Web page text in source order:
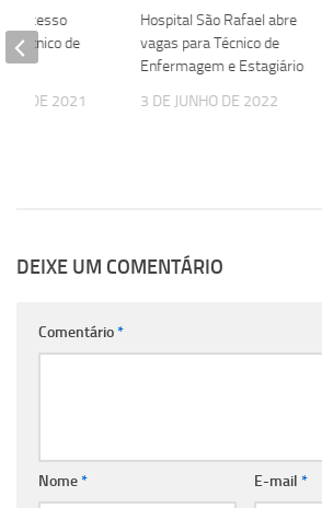
Hospital São Rafael abre
vagas para Técnico de
Enfermagem e Estagiário
3 DE JUNHO DE 2022
processo
Técnico de
DE 2021
DEIXE UM COMENTÁRIO
Comentário*
Nome* E-mail *